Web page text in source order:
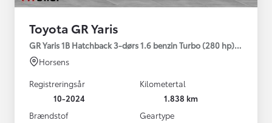
Toyota GR Yaris
GR Yaris 1B Hatchback 3-dørs 1.6 benzin Turbo (280 hp) Aut.
Horsens
Registreringsår
10-2024
Kilometertal
1.838 km
Brændstof
Geartype